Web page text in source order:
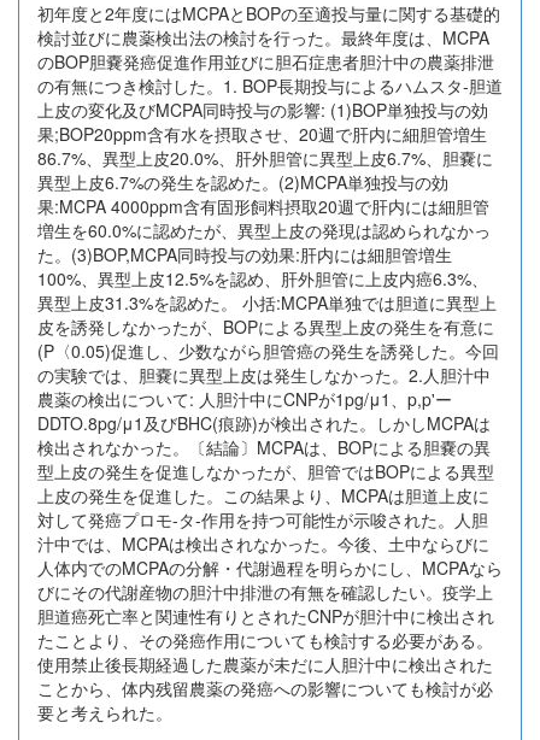
初年度と2年度にはMCPAとBOPの至適投与量に関する基礎的
検討並びに農薬検出法の検討を行った。最終年度は、MCPA
のBOP胆嚢発癌促進作用並びに胆石症患者胆汁中の農薬排泄
の有無につき検討した。1. BOP長期投与によるハムスタ-胆道
上皮の変化及びMCPA同時投与の影響: (1)BOP単独投与の効
果;BOP20ppm含有水を摂取させ、20週で肝内に細胆管増生
86.7%、異型上皮20.0%、肝外胆管に異型上皮6.7%、胆嚢に
異型上皮6.7%の発生を認めた。(2)MCPA単独投与の効
果:MCPA 4000ppm含有固形飼料摂取20週で肝内には細胆管
増生を60.0%に認めたが、異型上皮の発現は認められなかっ
た。(3)BOP,MCPA同時投与の効果:肝内には細胆管増生
100%、異型上皮12.5%を認め、肝外胆管に上皮内癌6.3%、
異型上皮31.3%を認めた。 小括:MCPA単独では胆道に異型上
皮を誘発しなかったが、BOPによる異型上皮の発生を有意に
(P〈0.05)促進し、少数ながら胆管癌の発生を誘発した。今回
の実験では、胆嚢に異型上皮は発生しなかった。2.人胆汁中
農薬の検出について: 人胆汁中にCNPが1pg/μ1、p,p'ー
DDTO.8pg/μ1及びBHC(痕跡)が検出された。しかしMCPAは
検出されなかった。〔結論〕MCPAは、BOPによる胆嚢の異
型上皮の発生を促進しなかったが、胆管ではBOPによる異型
上皮の発生を促進した。この結果より、MCPAは胆道上皮に
対して発癌プロモ-タ-作用を持つ可能性が示唆された。人胆
汁中では、MCPAは検出されなかった。今後、土中ならびに
人体内でのMCPAの分解・代謝過程を明らかにし、MCPAなら
びにその代謝産物の胆汁中排泄の有無を確認したい。疫学上
胆道癌死亡率と関連性有りとされたCNPが胆汁中に検出され
たことより、その発癌作用についても検討する必要がある。
使用禁止後長期経過した農薬が未だに人胆汁中に検出された
ことから、体内残留農薬の発癌への影響についても検討が必
要と考えられた。